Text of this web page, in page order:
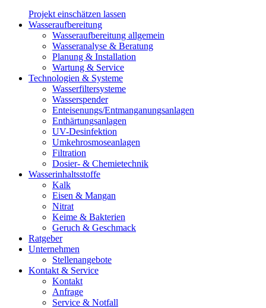
Projekt einschätzen lassen
Wasseraufbereitung
Wasseraufbereitung allgemein
Wasseranalyse & Beratung
Planung & Installation
Wartung & Service
Technologien & Systeme
Wasserfiltersysteme
Wasserspender
Enteisenungs/Entmanganungsanlagen
Enthärtungsanlagen
UV-Desinfektion
Umkehrosmoseanlagen
Filtration
Dosier- & Chemietechnik
Wasserinhaltsstoffe
Kalk
Eisen & Mangan
Nitrat
Keime & Bakterien
Geruch & Geschmack
Ratgeber
Unternehmen
Stellenangebote
Kontakt & Service
Kontakt
Anfrage
Service & Notfall